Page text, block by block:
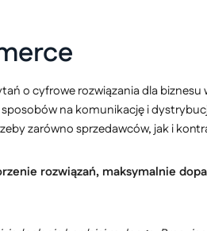
o cyfrowe rozwiązania dla biznesu
na komunikację i
zarówno sprzedawców, jak i
rozwiązań, maksymalnie